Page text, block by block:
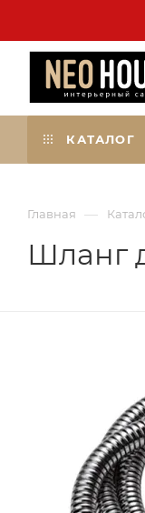
КАТАЛОГ
Главная —
Шланг